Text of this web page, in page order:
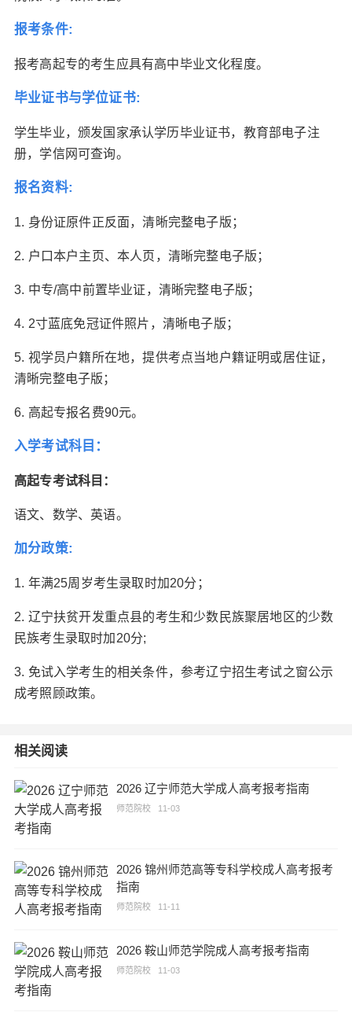
报考条件:
报考高起专的考生应具有高中毕业文化程度。
毕业证书与学位证书:
学生毕业，颁发国家承认学历毕业证书，教育部电子注
册，学信网可查询。
报名资料:
1. 身份证原件正反面，清晰完整电子版；
2. 户口本户主页、本人页，清晰完整电子版；
3. 中专/高中前置毕业证，清晰完整电子版；
4. 2寸蓝底免冠证件照片，清晰电子版；
5. 视学员户籍所在地，提供考点当地户籍证明或居住证，
清晰完整电子版；
6. 高起专报名费90元。
入学考试科目：
高起专考试科目：
语文、数学、英语。
加分政策:
1. 年满25周岁考生录取时加20分；
2. 辽宁扶贫开发重点县的考生和少数民族聚居地区的少数
民族考生录取时加20分;
3. 免试入学考生的相关条件，参考辽宁招生考试之窗公示
成考照顾政策。
相关阅读
2026 辽宁师范大学成人高考报考指南
师范院校11-03
2026 锦州师范高等专科学校成人高考报考
指南
师范院校11-11
2026 鞍山师范学院成人高考报考指南
师范院校11-03